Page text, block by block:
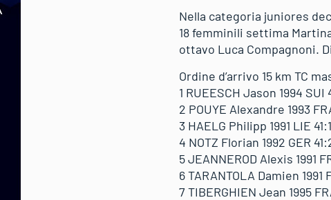
Nella categoria juniores
18 femminili settima
ottavo Luca Compagnoni.
Ordine d’arrivo 15 km TC
1 RUEESCH Jason 1994 SUI
2 POUYE Alexandre 1993
3 HAELG Philipp 1991 LIE
4 NOTZ Florian 1992 GER
5 JEANNEROD Alexis 1991
6 TARANTOLA Damien 1991
7 TIBERGHIEN Jean 1995